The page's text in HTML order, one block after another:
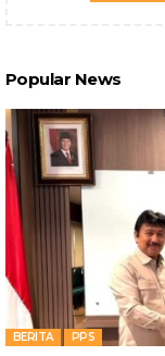
Popular News
BERITA PPS